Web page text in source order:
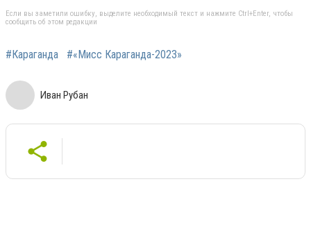
Если вы заметили ошибку, выделите необходимый текст и нажмите Ctrl+Enter, чтобы
сообщить об этом редакции
#Караганда #«Мисс Караганда-2023»
Иван Рубан